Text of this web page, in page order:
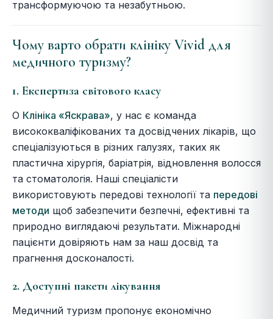
трансформуючою та незабутньою.
Чому варто обрати клініку Vivid для
медичного туризму?
1. Експертиза світового класу
О Клініка «Яскрава», у нас є команда
висококваліфікованих та досвідчених лікарів, що
спеціалізуються в різних галузях, таких як
пластична хірургія, баріатрія, відновлення волосся
та стоматологія. Наші спеціалісти
використовують передові технології та передові
методи щоб забезпечити безпечні, ефективні та
природно виглядаючі результати. Міжнародні
пацієнти довіряють нам за наш досвід та
прагнення досконалості.
2. Доступні пакети лікування
Медичний туризм пропонує економічно